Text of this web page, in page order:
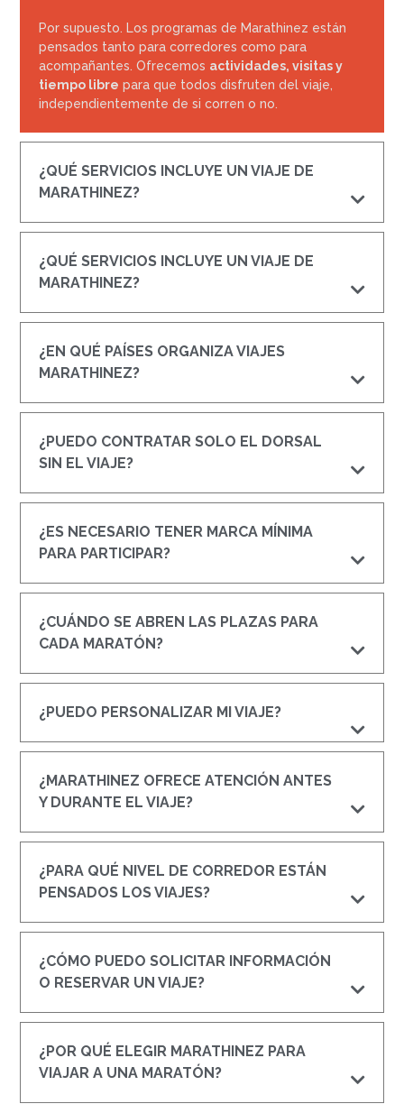
Por supuesto. Los programas de Marathinez están
pensados tanto para corredores como para
acompañantes. Ofrecemos actividades, visitas y
tiempo libre para que todos disfruten del viaje,
independientemente de si corren o no.
¿QUÉ SERVICIOS INCLUYE UN VIAJE DE
MARATHINEZ?
¿QUÉ SERVICIOS INCLUYE UN VIAJE DE
MARATHINEZ?
¿EN QUÉ PAÍSES ORGANIZA VIAJES
MARATHINEZ?
¿PUEDO CONTRATAR SOLO EL DORSAL
SIN EL VIAJE?
¿ES NECESARIO TENER MARCA MÍNIMA
PARA PARTICIPAR?
¿CUÁNDO SE ABREN LAS PLAZAS PARA
CADA MARATÓN?
¿PUEDO PERSONALIZAR MI VIAJE?
¿MARATHINEZ OFRECE ATENCIÓN ANTES
Y DURANTE EL VIAJE?
¿PARA QUÉ NIVEL DE CORREDOR ESTÁN
PENSADOS LOS VIAJES?
¿CÓMO PUEDO SOLICITAR INFORMACIÓN
O RESERVAR UN VIAJE?
¿POR QUÉ ELEGIR MARATHINEZ PARA
VIAJAR A UNA MARATÓN?